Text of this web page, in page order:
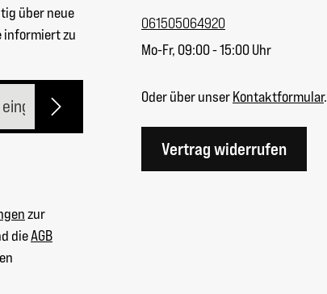
über neue
informiert zu
zur
dieAGB
061505064920
Mo-Fr, 09:00 - 15:00 Uhr
Oder über unserKontaktformular.
Vertrag widerrufen